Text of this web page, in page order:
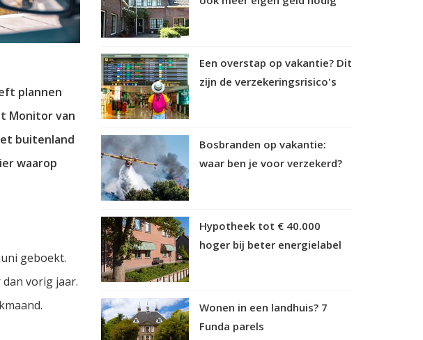
plannen
Monitor van
buitenland
waarop
geboekt.
vorig jaar.
Een overstap op vakantie? Dit
zijn de verzekeringsrisico's
Bosbranden op vakantie:
waar ben je voor verzekerd?
Hypotheek tot € 40.000
hoger bij beter energielabel
Wonen in een landhuis? 7
Funda parels